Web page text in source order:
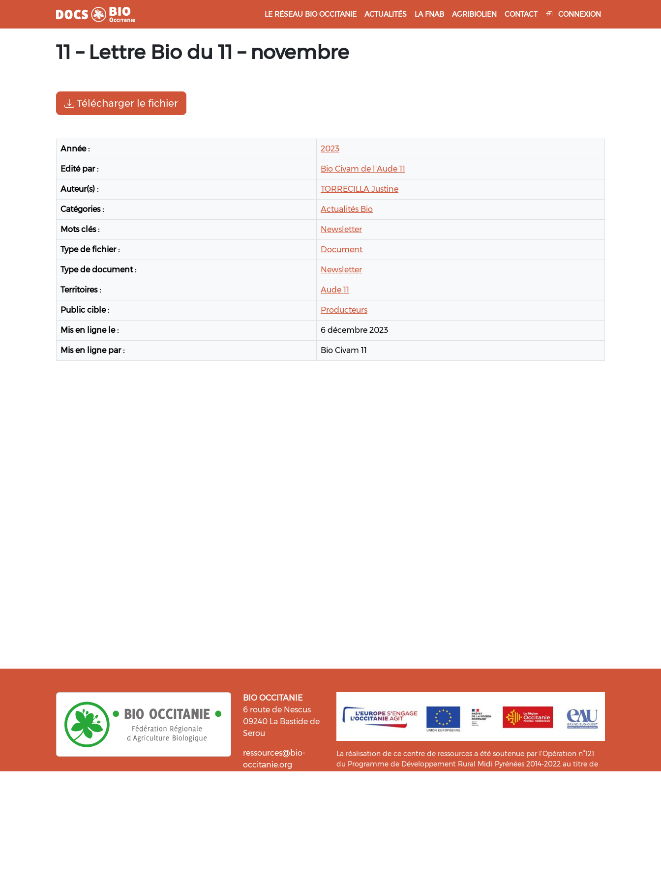
LE RÉSEAU BIO OCCITANIE ACTUALITÉS LA FNAB AGRIBIOLIEN CONTACT CONNEXION
11 – Lettre Bio du 11 – novembre
Télécharger le fichier
Année : 2023
Edité par : Bio Civam de l'Aude 11
Auteur(s) : TORRECILLA Justine
Catégories : Actualités Bio
Mots clés : Newsletter
Type de fichier : Document
Type de document : Newsletter
Territoires : Aude 11
Public cible : Producteurs
Mis en ligne le : 6 décembre 2023
Mis en ligne par : Bio Civam 11
BIO OCCITANIE
6 route de Nescus
09240 La Bastide de
Serou
ressources@bio-
occitanie.org
La réalisation de ce centre de ressources a été soutenue par l’Opération n°121
du Programme de Développement Rural Midi Pyrénées 2014-2022 au titre de
l’information et la diffusion de connaissance et de pratiques.